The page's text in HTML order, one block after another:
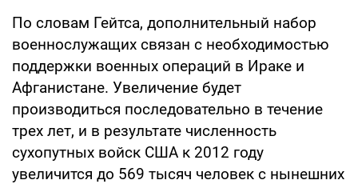
По словам Гейтса, дополнительный набор
военнослужащих связан с необходимостью
поддержки военных операций в Ираке и
Афганистане. Увеличение будет
производиться последовательно в течение
трех лет, и в результате численность
сухопутных войск США к 2012 году
увеличится до 569 тысяч человек с нынешних